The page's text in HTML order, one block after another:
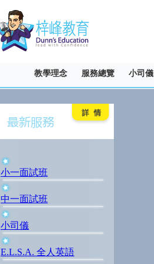
教學理念 服務總覽 小司儀
小一面試班
中一面試班
小司儀
E.L.S.A. 全人英語